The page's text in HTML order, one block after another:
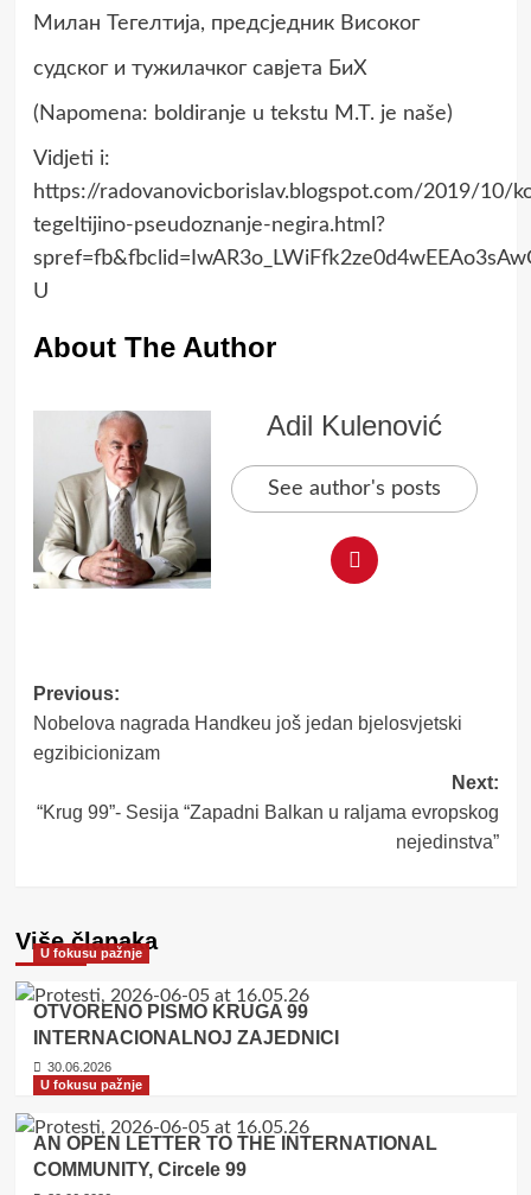
Милан Тегелтија, предсједник Високог
судског и тужилачког савјета БиХ
(Napomena: boldiranje u tekstu M.T. je naše)
Vidjeti i:
https://radovanovicborislav.blogspot.com/2019/10/
tegeltijino-pseudoznanje-negira.html?
U
About The Author
Adil Kulenović
See author's posts
Post
navigation
Previous:
Nobelova nagrada Handkeu još jedan bjelosvjetski
egzibicionizam
Next:
“Krug 99”- Sesija “Zapadni Balkan u raljama evropskog
nejedinstva”
Više članaka
U fokusu pažnje
OTVORENO PISMO KRUGA 99
INTERNACIONALNOJ ZAJEDNICI
30.06.2026
U fokusu pažnje
AN OPEN LETTER TO THE INTERNATIONAL
COMMUNITY, Circele 99